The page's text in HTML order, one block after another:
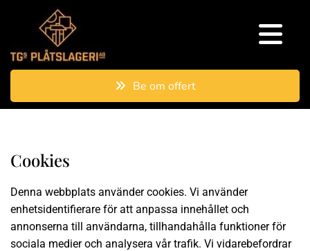
Be om offert
Cookies
Denna webbplats använder cookies. Vi använder
enhetsidentifierare för att anpassa innehållet och
annonserna till användarna, tillhandahålla funktioner för
sociala medier och analysera vår trafik. Vi vidarebefordrar